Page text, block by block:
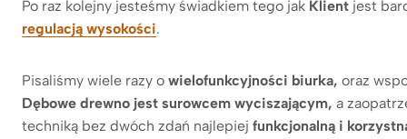
Po raz kolejny jesteśmy świadkiem tego jak Klient jest
regulacją wysokości.
Pisaliśmy wiele razy o wielofunkcyjności biurka, oraz
Dębowe drewno jest surowcem wyciszającym, a
techniką bez dwóch zdań najlepiej funkcjonalną i